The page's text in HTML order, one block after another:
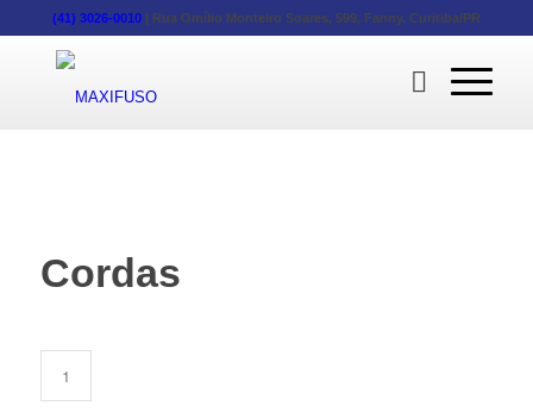
(41) 3026-0010| Rua Omílio Monteiro Soares, 599, Fanny, Curitiba/PR
Cordas